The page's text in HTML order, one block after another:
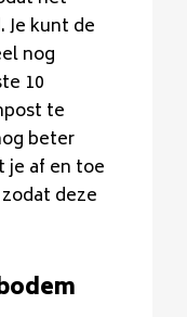
kunt de
nog
10
te
beter
je af en toe
deze